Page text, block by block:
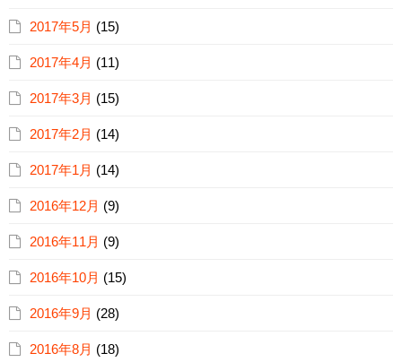
2017年5月 (15)
2017年4月 (11)
2017年3月 (15)
2017年2月 (14)
2017年1月 (14)
2016年12月 (9)
2016年11月 (9)
2016年10月 (15)
2016年9月 (28)
2016年8月 (18)